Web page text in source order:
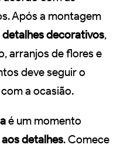
Após a montagem
detalhes decorativos,
arranjos de flores e
deve seguir o
a ocasião.
é um momento
detalhes. Comece